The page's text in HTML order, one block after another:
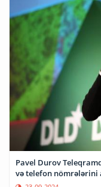
Pavel Durov
və telefon nömrələrini